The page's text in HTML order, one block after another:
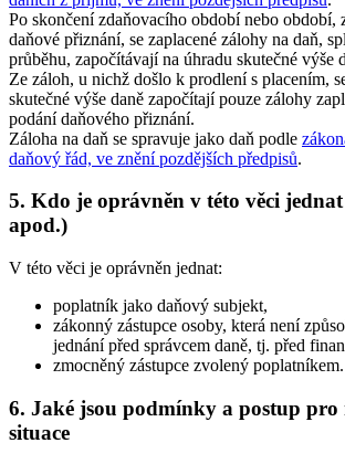
Po skončení zdaňovacího období nebo období,
daňové přiznání, se zaplacené zálohy na daň,
průběhu, započítávají na úhradu skutečné výše
Ze záloh, u nichž došlo k prodlení s placením,
skutečné výše daně započítají pouze zálohy
podání daňového přiznání.
Záloha na daň se spravuje jako daň podle
daňový řád, ve znění pozdějších předpisů.
5. Kdo je oprávněn v této věci
apod.)
V této věci je oprávněn jednat:
poplatník jako daňový subjekt,
zákonný zástupce osoby, která není
jednání před správcem daně, tj. před
zmocněný zástupce zvolený poplatníkem.
6. Jaké jsou podmínky a postup pro
situace